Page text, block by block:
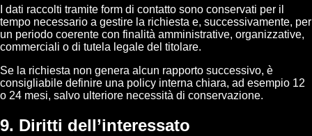
I dati raccolti tramite form di contatto sono conservati per il
tempo necessario a gestire la richiesta e, successivamente, per
un periodo coerente con finalità amministrative, organizzative,
commerciali o di tutela legale del titolare.
Se la richiesta non genera alcun rapporto successivo, è
consigliabile definire una policy interna chiara, ad esempio 12
o 24 mesi, salvo ulteriore necessità di conservazione.
9. Diritti dell’interessato